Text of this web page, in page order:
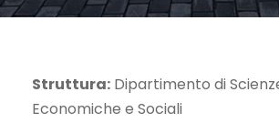
Struttura: Dipartimento di
Economiche e Sociali